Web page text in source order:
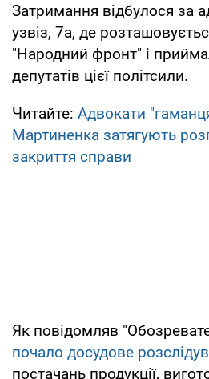
Затримання відбулося за
узвіз, 7а, де
"Народний фронт" і
депутатів цієї політсили.
Читайте: Адвокати
Мартиненка затягують
закриття справи
Як повідомляв
почало досудове
постачань продукції,